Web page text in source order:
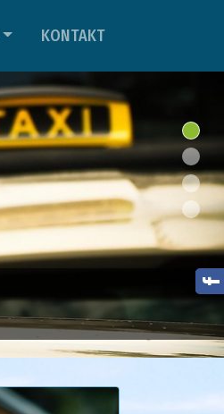
KONTAKT